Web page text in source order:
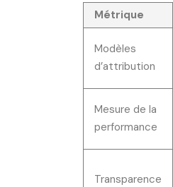
Métrique
Modèles
d’attribution
Mesure de la
performance
Transparence